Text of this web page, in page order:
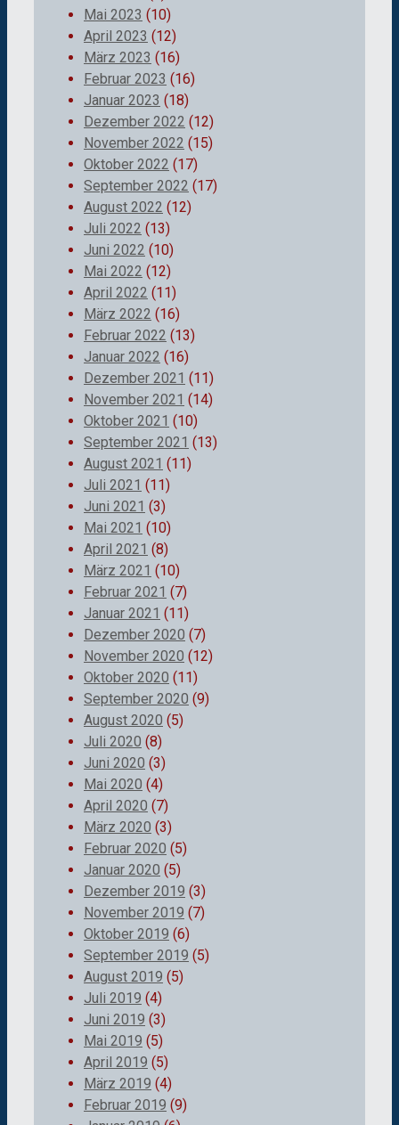
Mai 2023 (10)
April 2023 (12)
März 2023 (16)
Februar 2023 (16)
Januar 2023 (18)
Dezember 2022 (12)
November 2022 (15)
Oktober 2022 (17)
September 2022 (17)
August 2022 (12)
Juli 2022 (13)
Juni 2022 (10)
Mai 2022 (12)
April 2022 (11)
März 2022 (16)
Februar 2022 (13)
Januar 2022 (16)
Dezember 2021 (11)
November 2021 (14)
Oktober 2021 (10)
September 2021 (13)
August 2021 (11)
Juli 2021 (11)
Juni 2021 (3)
Mai 2021 (10)
April 2021 (8)
März 2021 (10)
Februar 2021 (7)
Januar 2021 (11)
Dezember 2020 (7)
November 2020 (12)
Oktober 2020 (11)
September 2020 (9)
August 2020 (5)
Juli 2020 (8)
Juni 2020 (3)
Mai 2020 (4)
April 2020 (7)
März 2020 (3)
Februar 2020 (5)
Januar 2020 (5)
Dezember 2019 (3)
November 2019 (7)
Oktober 2019 (6)
September 2019 (5)
August 2019 (5)
Juli 2019 (4)
Juni 2019 (3)
Mai 2019 (5)
April 2019 (5)
März 2019 (4)
Februar 2019 (9)